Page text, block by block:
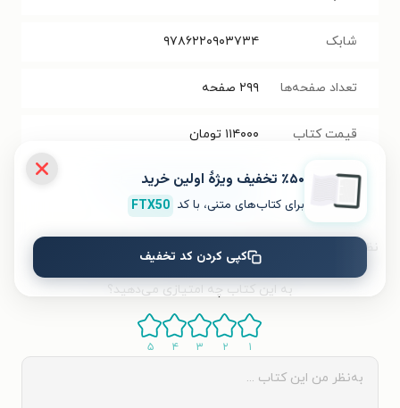
شابک ۹۷۸۶۲۲۰۹۰۳۷۳۴
تعداد صفحه‌ها ۲۹۹ صفحه
قیمت کتاب ۱۱۴۰۰۰ تومان
برچسب
مجموعه احساساتم به جهان با
یادداشت‌های شخصی
نظر شما دربارهٔ این کتاب
به این کتاب چه امتیازی می‌دهید؟
۱ ۲ ۳ ۴ ۵
٪۵۰ تخفیف ویژۀ اولین خرید
برای کتاب‌های متنی، با کد FTX50
کپی کردن کد تخفیف